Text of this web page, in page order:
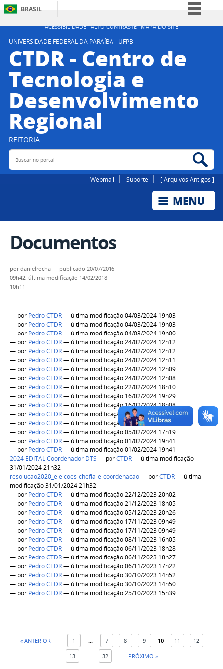
ACESSIBILIDADE ALTO CONTRASTE MAPA DO SITE
BRASIL
Simplifique!
Participe
Legislação
Canais
UNIVERSIDADE FEDERAL DA PARAÍBA - UFPB
CTDR - Centro de
Tecnologia e
Desenvolvimento
Regional
REITORIA
Buscar no portal
Webmail Suporte [ Arquivos Antigos ]
Documentos
pordanielrocha — publicado 20/07/2016
09h42, última modificação 14/02/2018
10h11
— por Pedro CTDR— última modificação 04/03/2024 19h03
— por Pedro CTDR— última modificação 04/03/2024 19h03
— por Pedro CTDR— última modificação 04/03/2024 19h00
— por Pedro CTDR— última modificação 24/02/2024 12h12
— por Pedro CTDR— última modificação 24/02/2024 12h12
— por Pedro CTDR— última modificação 24/02/2024 12h11
— por Pedro CTDR— última modificação 24/02/2024 12h09
— por Pedro CTDR— última modificação 24/02/2024 12h08
— por Pedro CTDR— última modificação 22/02/2024 18h10
— por Pedro CTDR— última modificação 16/02/2024 19h29
— por Pedro CTDR— última modificação 16/02/2024 18h08
— por Pedro CTDR— última modificação 09/02/2024 18h09
— por Pedro CTDR— última modificação 06/02/2024 15h59
— por Pedro CTDR— última modificação 05/02/2024 17h19
— por Pedro CTDR— última modificação 01/02/2024 19h41
— por Pedro CTDR— última modificação 01/02/2024 19h41
2024 EDITAL Coordenador DTS — porCTDR— última modificação
31/01/2024 21h32
resolucao2020_eleicoes-chefia-e-coordenacao— porCTDR— última
modificação 31/01/2024 21h32
— por Pedro CTDR— última modificação 22/12/2023 20h02
— por Pedro CTDR— última modificação 21/12/2023 18h05
— por Pedro CTDR— última modificação 05/12/2023 20h26
— por Pedro CTDR— última modificação 17/11/2023 09h49
— por Pedro CTDR— última modificação 17/11/2023 09h49
— por Pedro CTDR— última modificação 08/11/2023 16h05
— por Pedro CTDR— última modificação 06/11/2023 18h28
— por Pedro CTDR— última modificação 06/11/2023 18h27
— por Pedro CTDR— última modificação 06/11/2023 17h22
— por Pedro CTDR— última modificação 30/10/2023 14h52
— por Pedro CTDR— última modificação 30/10/2023 14h50
— por Pedro CTDR— última modificação 25/10/2023 15h39
« ANTERIOR 1 ... 7 8 9 10 11 12
13 ... 32 PRÓXIMO »